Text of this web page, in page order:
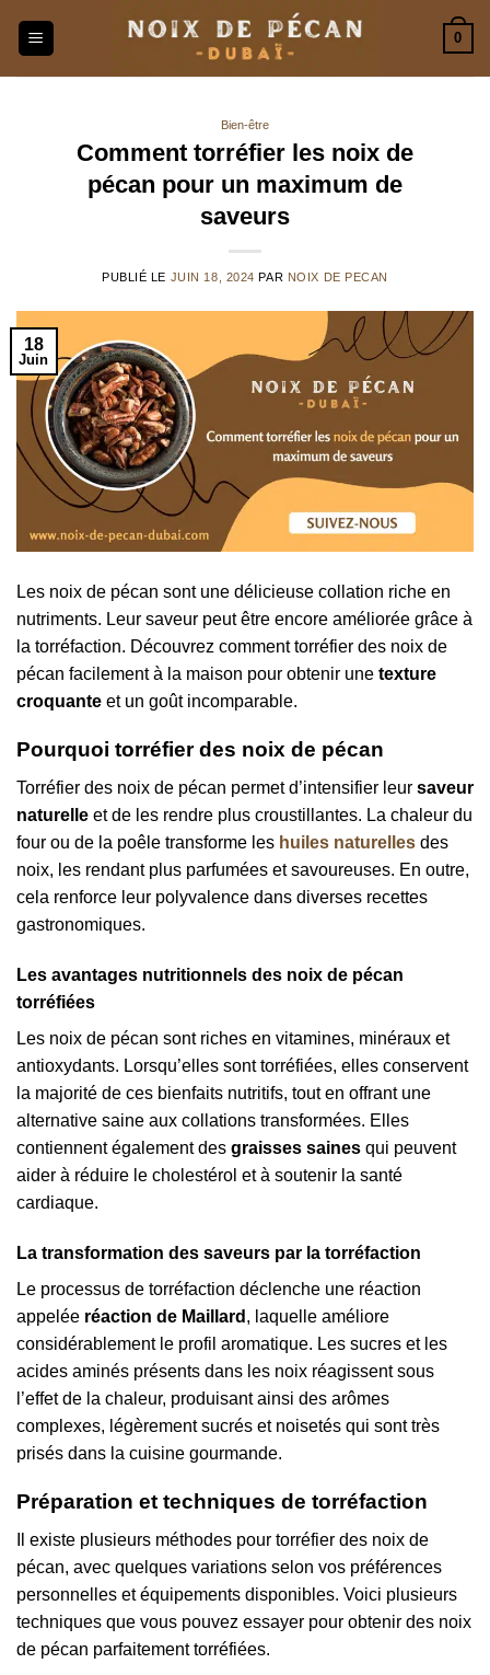
0
Bien-être
Comment torréfier les noix de
pécan pour un maximum de
saveurs
PUBLIÉ LE JUIN 18, 2024 PAR NOIX DE PECAN
18
Juin
Les noix de pécan sont une délicieuse collation riche en
nutriments. Leur saveur peut être encore améliorée grâce à
la torréfaction. Découvrez comment torréfier des noix de
pécan facilement à la maison pour obtenir une texture
croquante et un goût incomparable.
Pourquoi torréfier des noix de pécan
Torréfier des noix de pécan permet d’intensifier leur saveur
naturelle et de les rendre plus croustillantes. La chaleur du
four ou de la poêle transforme les huiles naturelles des
noix, les rendant plus parfumées et savoureuses. En outre,
cela renforce leur polyvalence dans diverses recettes
gastronomiques.
Les avantages nutritionnels des noix de pécan
torréfiées
Les noix de pécan sont riches en vitamines, minéraux et
antioxydants. Lorsqu’elles sont torréfiées, elles conservent
la majorité de ces bienfaits nutritifs, tout en offrant une
alternative saine aux collations transformées. Elles
contiennent également des graisses saines qui peuvent
aider à réduire le cholestérol et à soutenir la santé
cardiaque.
La transformation des saveurs par la torréfaction
Le processus de torréfaction déclenche une réaction
appelée réaction de Maillard , laquelle améliore
considérablement le profil aromatique. Les sucres et les
acides aminés présents dans les noix réagissent sous
l’effet de la chaleur, produisant ainsi des arômes
complexes, légèrement sucrés et noisetés qui sont très
prisés dans la cuisine gourmande.
Préparation et techniques de torréfaction
Il existe plusieurs méthodes pour torréfier des noix de
pécan, avec quelques variations selon vos préférences
personnelles et équipements disponibles. Voici plusieurs
techniques que vous pouvez essayer pour obtenir des noix
de pécan parfaitement torréfiées.